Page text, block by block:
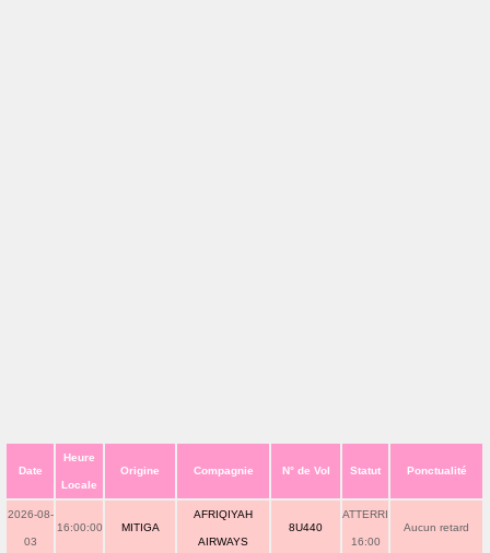
Date
Heure
Locale
Origine Compagnie N° de Vol Statut Ponctualité
2026-08-
03
16:00:00 MITIGA
AFRIQIYAH
AIRWAYS
8U440
ATTERRI
16:00
Aucun retard